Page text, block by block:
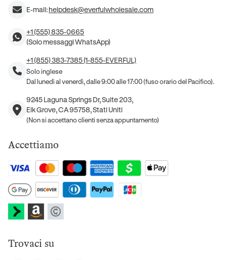
E-mail:helpdesk@everfulwholesale.com
+1 (555) 835-0665
(Solo messaggi WhatsApp)
+1 (855) 383-7385 (1-855-EVERFUL)
Solo inglese
Dal lunedì al venerdì, dalle 9:00 alle 17:00 (fuso orario del Pacifico).
9245 Laguna Springs Dr, Suite 203,
Elk Grove, CA 95758, Stati Uniti
(Non si accettano clienti senza appuntamento)
Accettiamo
Trovaci su